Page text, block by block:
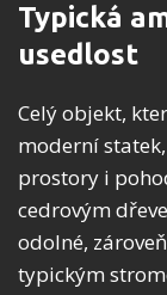
Typická
usedlost
Celý objekt,
moderní
prostory i
cedrovým
odolné,
typickým